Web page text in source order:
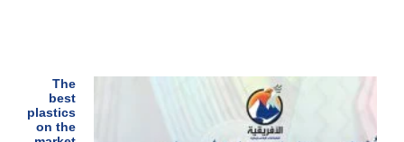
The
best
plastics
on the